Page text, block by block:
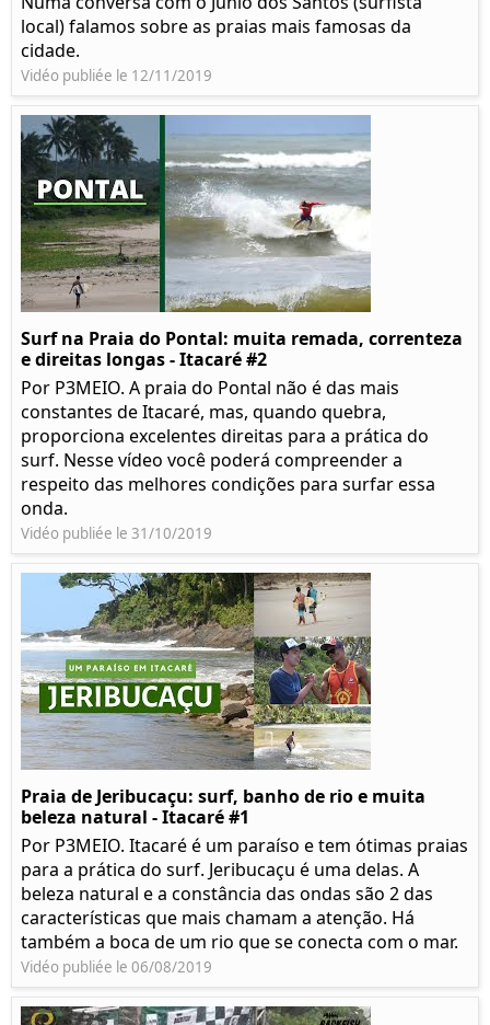
local) falamos sobre as praias mais famosas da
cidade.
Vidéo publiée le 12/11/2019
Surf na Praia do Pontal: muita remada, correnteza
e direitas longas - Itacaré #2
Por P3MEIO. A praia do Pontal não é das mais
constantes de Itacaré, mas, quando quebra,
proporciona excelentes direitas para a prática do
surf. Nesse vídeo você poderá compreender a
respeito das melhores condições para surfar essa
onda.
Vidéo publiée le 31/10/2019
Praia de Jeribucaçu: surf, banho de rio e muita
beleza natural - Itacaré #1
Por P3MEIO. Itacaré é um paraíso e tem ótimas praias
para a prática do surf. Jeribucaçu é uma delas. A
beleza natural e a constância das ondas são 2 das
características que mais chamam a atenção. Há
também a boca de um rio que se conecta com o mar.
Vidéo publiée le 06/08/2019